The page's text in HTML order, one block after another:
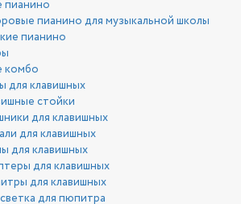
пианино для музыкальной школы
пианино
комбо
для клавишных
стойки
для клавишных
для клавишных
для клавишных
для клавишных
для клавишных
для пюпитра